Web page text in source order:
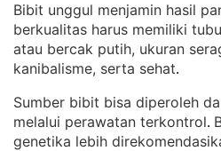
Bibit unggul menjamin hasil
berkualitas harus memiliki
atau bercak putih, ukuran
kanibalisme, serta sehat.
Sumber bibit bisa diperoleh
melalui perawatan terkontrol.
genetika lebih